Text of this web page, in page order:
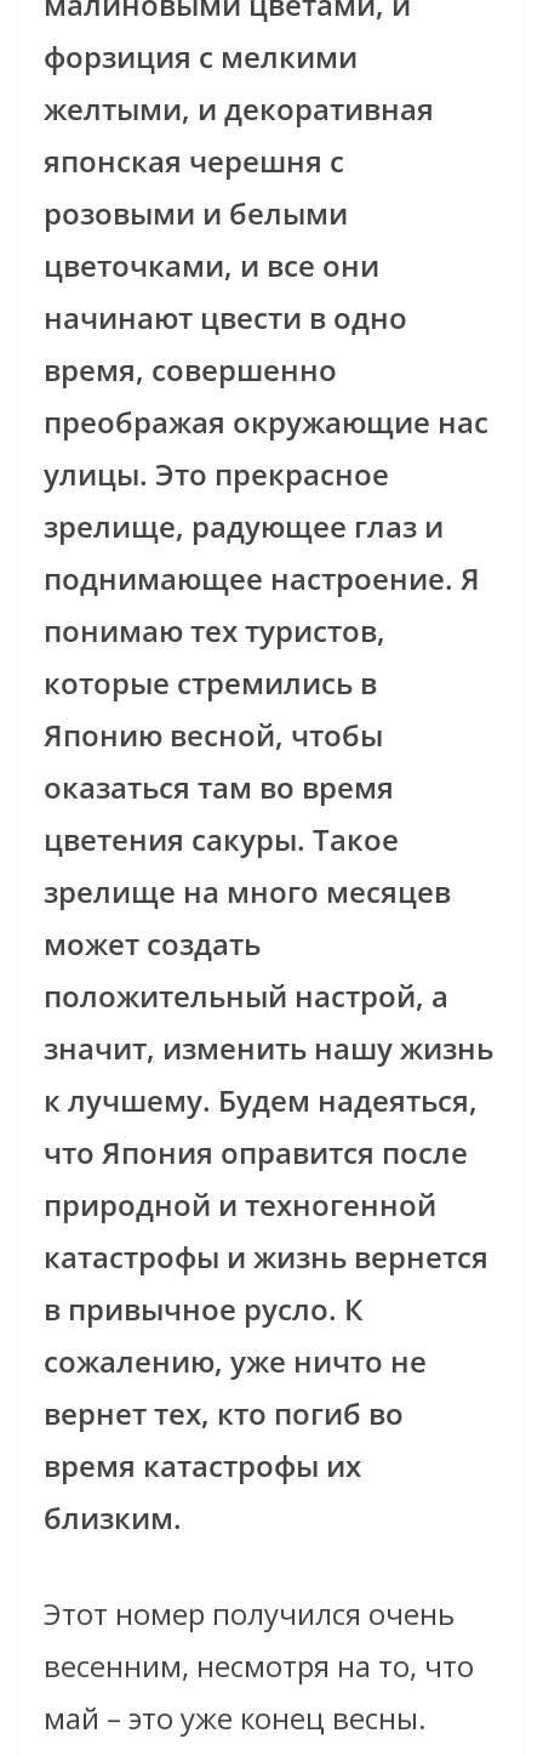
форзиция с мелкими
желтыми, и декоративная
японская черешня с
розовыми и белыми
цветочками, и все они
начинают цвести в одно
время, совершенно
преображая окружающие нас
улицы. Это прекрасное
зрелище, радующее глаз и
поднимающее настроение. Я
понимаю тех туристов,
которые стремились в
Японию весной, чтобы
оказаться там во время
цветения сакуры. Такое
зрелище на много месяцев
может создать
положительный настрой, а
значит, изменить нашу жизнь
к лучшему. Будем надеяться,
что Япония оправится после
природной и техногенной
катастрофы и жизнь вернется
в привычное русло. К
сожалению, уже ничто не
вернет тех, кто погиб во
время катастрофы их
близким.
Этот номер получился очень
весенним, несмотря на то, что
май – это уже конец весны.